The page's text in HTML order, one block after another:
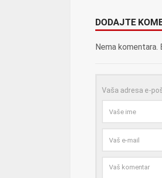
DODAJTE
Nema
Vaša adresa e-